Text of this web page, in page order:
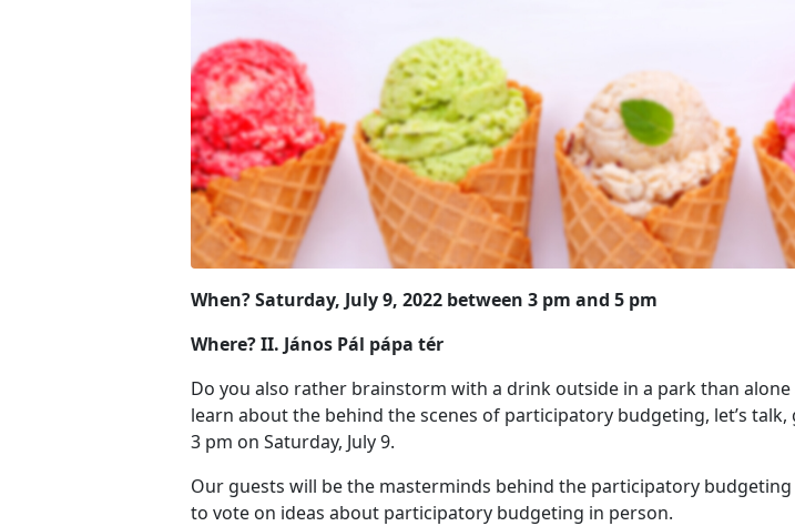
When? Saturday, July 9, 2022 between 3 pm and 5 pm
Where? II. János Pál pápa tér
Do you also rather brainstorm with a drink outside in a park than alone
learn about the behind the scenes of participatory budgeting, let’s
3 pm on Saturday, July 9.
Our guests will be the masterminds behind the participatory
to vote on ideas about participatory budgeting in person.